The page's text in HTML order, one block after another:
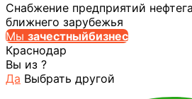
Снабжение предприятий
ближнего зарубежья
Мы зачестныйбизнес
Краснодар
Вы из ?
Да Выбрать другой